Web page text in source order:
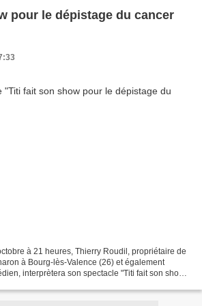
pour le dépistage du cancer
à 21 heures, Thierry Roudil, propriétaire de
à Bourg-lès-Valence (26) et également
interprètera son spectacle "Titi fait son show